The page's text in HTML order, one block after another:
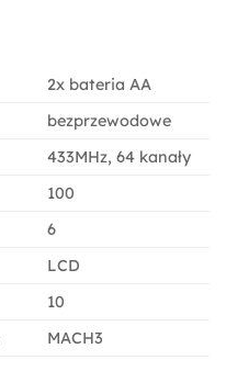
2x bateria AA
bezprzewodowe
433MHz, 64 kanały
100
6
LCD
10
MACH3